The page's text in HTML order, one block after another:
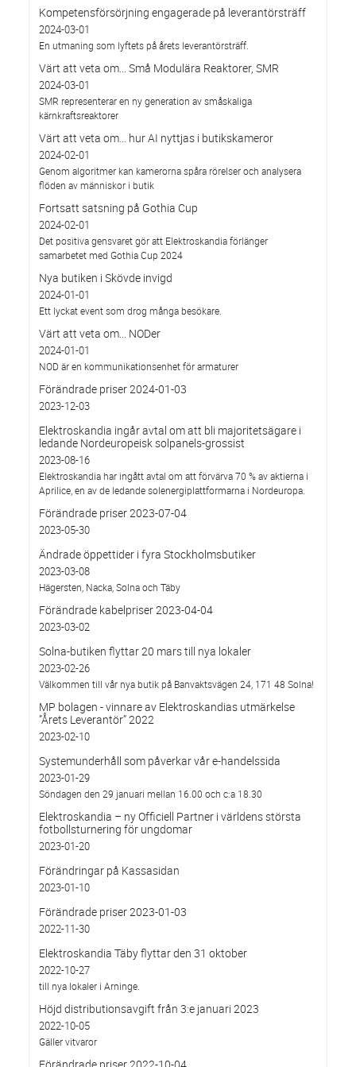
Kompetensförsörjning engagerade på leverantörsträff
2024-03-01
En utmaning som lyftets på årets leverantörsträff.
Värt att veta om... Små Modulära Reaktorer, SMR
2024-03-01
SMR representerar en ny generation av småskaliga
kärnkraftsreaktorer
Värt att veta om… hur AI nyttjas i butikskameror
2024-02-01
Genom algoritmer kan kamerorna spåra rörelser och analysera
flöden av människor i butik
Fortsatt satsning på Gothia Cup
2024-02-01
Det positiva gensvaret gör att Elektroskandia förlänger
samarbetet med Gothia Cup 2024
Nya butiken i Skövde invigd
2024-01-01
Ett lyckat event som drog många besökare.
Värt att veta om... NODer
2024-01-01
NOD är en kommunikationsenhet för armaturer
Förändrade priser 2024-01-03
2023-12-03
Elektroskandia ingår avtal om att bli majoritetsägare i
ledande Nordeuropeisk solpanels-grossist
2023-08-16
Elektroskandia har ingått avtal om att förvärva 70 % av aktierna i
Aprilice, en av de ledande solenergiplattformarna i Nordeuropa.
Förändrade priser 2023-07-04
2023-05-30
Ändrade öppettider i fyra Stockholmsbutiker
2023-03-08
Hägersten, Nacka, Solna och Täby
Förändrade kabelpriser 2023-04-04
2023-03-02
Solna-butiken flyttar 20 mars till nya lokaler
2023-02-26
Välkommen till vår nya butik på Banvaktsvägen 24, 171 48 Solna!
MP bolagen - vinnare av Elektroskandias utmärkelse
”Årets Leverantör” 2022
2023-02-10
Systemunderhåll som påverkar vår e-handelssida
2023-01-29
Söndagen den 29 januari mellan 16.00 och c:a 18.30
Elektroskandia – ny Officiell Partner i världens största
fotbollsturnering för ungdomar
2023-01-20
Förändringar på Kassasidan
2023-01-10
Förändrade priser 2023-01-03
2022-11-30
Elektroskandia Täby flyttar den 31 oktober
2022-10-27
till nya lokaler i Arninge.
Höjd distributionsavgift från 3:e januari 2023
2022-10-05
Gäller vitvaror